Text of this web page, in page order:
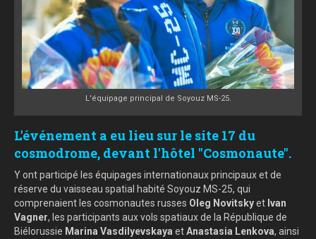
L'équipage principal de Soyouz MS-25.
L'événement a eu lieu sur le site 17 du
cosmodrome, devant l'hôtel "Cosmonaute".
Y ont participé les équipages internationaux principaux et de
réserve du vaisseau spatial habité Soyouz MS-25, qui
comprenaient les cosmonautes russes Oleg Novitskyet Ivan
Vagner, les participants aux vols spatiaux de la République de
Biélorussie Marina Vasdilyevskaya etAnastasia Lenkova, ainsi